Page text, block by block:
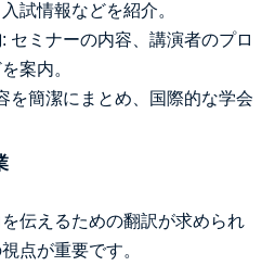
試情報などを紹介。
: セミナーの内容、講演者のプロ
案内。
を簡潔にまとめ、国際的な学会
伝えるための翻訳が求められ
点が重要です。